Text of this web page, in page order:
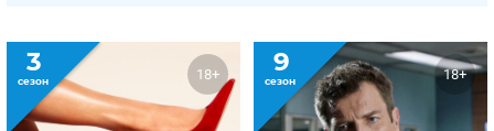
3
сезон 18+ 9
сезон 18+